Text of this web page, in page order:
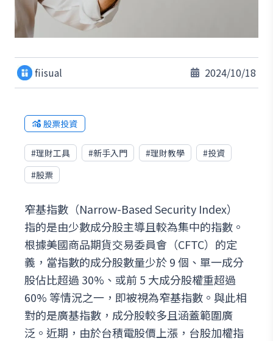
fiisual 2024/10/18
股票投資
#理財工具 #新手入門 #理財教學 #投資
#股票
窄基指數（Narrow-Based Security Index）
指的是由少數成分股主導且較為集中的指數。
根據美國商品期貨交易委員會（CFTC）的定
義，當指數的成分股數量少於 9 個、單一成分
股佔比超過 30%、或前 5 大成分股權重超過
60% 等情況之一，即被視為窄基指數。與此相
對的是廣基指數，成分股較多且涵蓋範圍廣
泛。近期，由於台積電股價上漲，台股加權指